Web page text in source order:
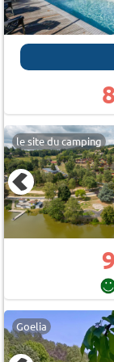
le site du camping
Goelia